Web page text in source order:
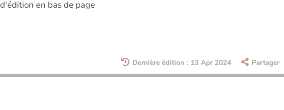
en bas de page
Dernière édition : 13 Apr 2024 Partager